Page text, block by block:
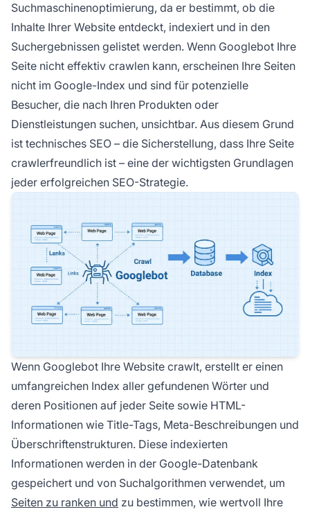
Suchmaschinenoptimierung, da er bestimmt, ob die
Inhalte Ihrer Website entdeckt, indexiert und in den
Suchergebnissen gelistet werden. Wenn Googlebot Ihre
Seite nicht effektiv crawlen kann, erscheinen Ihre Seiten
nicht im Google-Index und sind für potenzielle
Besucher, die nach Ihren Produkten oder
Dienstleistungen suchen, unsichtbar. Aus diesem Grund
ist technisches SEO – die Sicherstellung, dass Ihre Seite
crawlerfreundlich ist – eine der wichtigsten Grundlagen
jeder erfolgreichen SEO-Strategie.
Wenn Googlebot Ihre Website crawlt, erstellt er einen
umfangreichen Index aller gefundenen Wörter und
deren Positionen auf jeder Seite sowie HTML-
Informationen wie Title-Tags, Meta-Beschreibungen und
Überschriftenstrukturen. Diese indexierten
Informationen werden in der Google-Datenbank
gespeichert und von Suchalgorithmen verwendet, um
Seiten zu ranken und zu bestimmen, wie wertvoll Ihre